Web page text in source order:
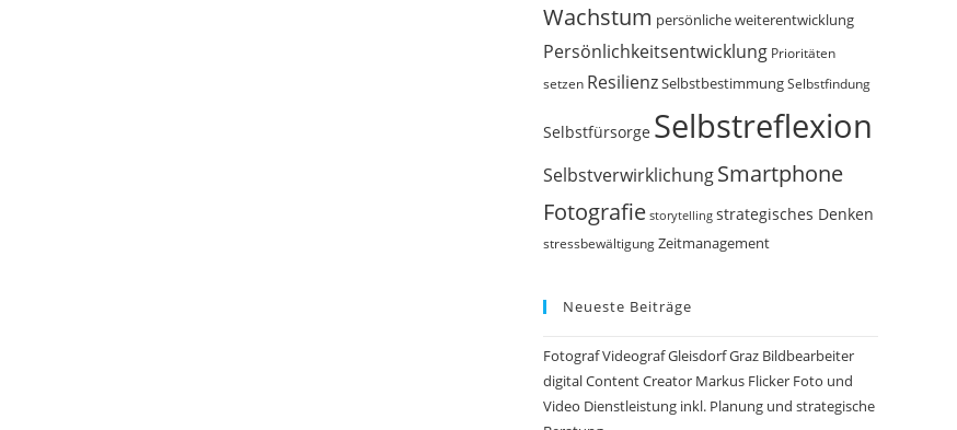
Wachstum persönliche weiterentwicklung
Persönlichkeitsentwicklung Prioritäten
setzen ResilienzSelbstbestimmungSelbstfindung
Selbstfürsorge Selbstreflexion
SelbstverwirklichungSmartphone
Fotografie storytelling strategisches Denken
stressbewältigung Zeitmanagement
Neueste Beiträge
Fotograf Videograf Gleisdorf Graz Bildbearbeiter
digital Content Creator Markus Flicker Foto und
Video Dienstleistung inkl. Planung und strategische